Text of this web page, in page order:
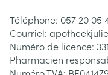
Téléphone: 057 20 05
Courriel:
Numéro de licence:
Pharmacien